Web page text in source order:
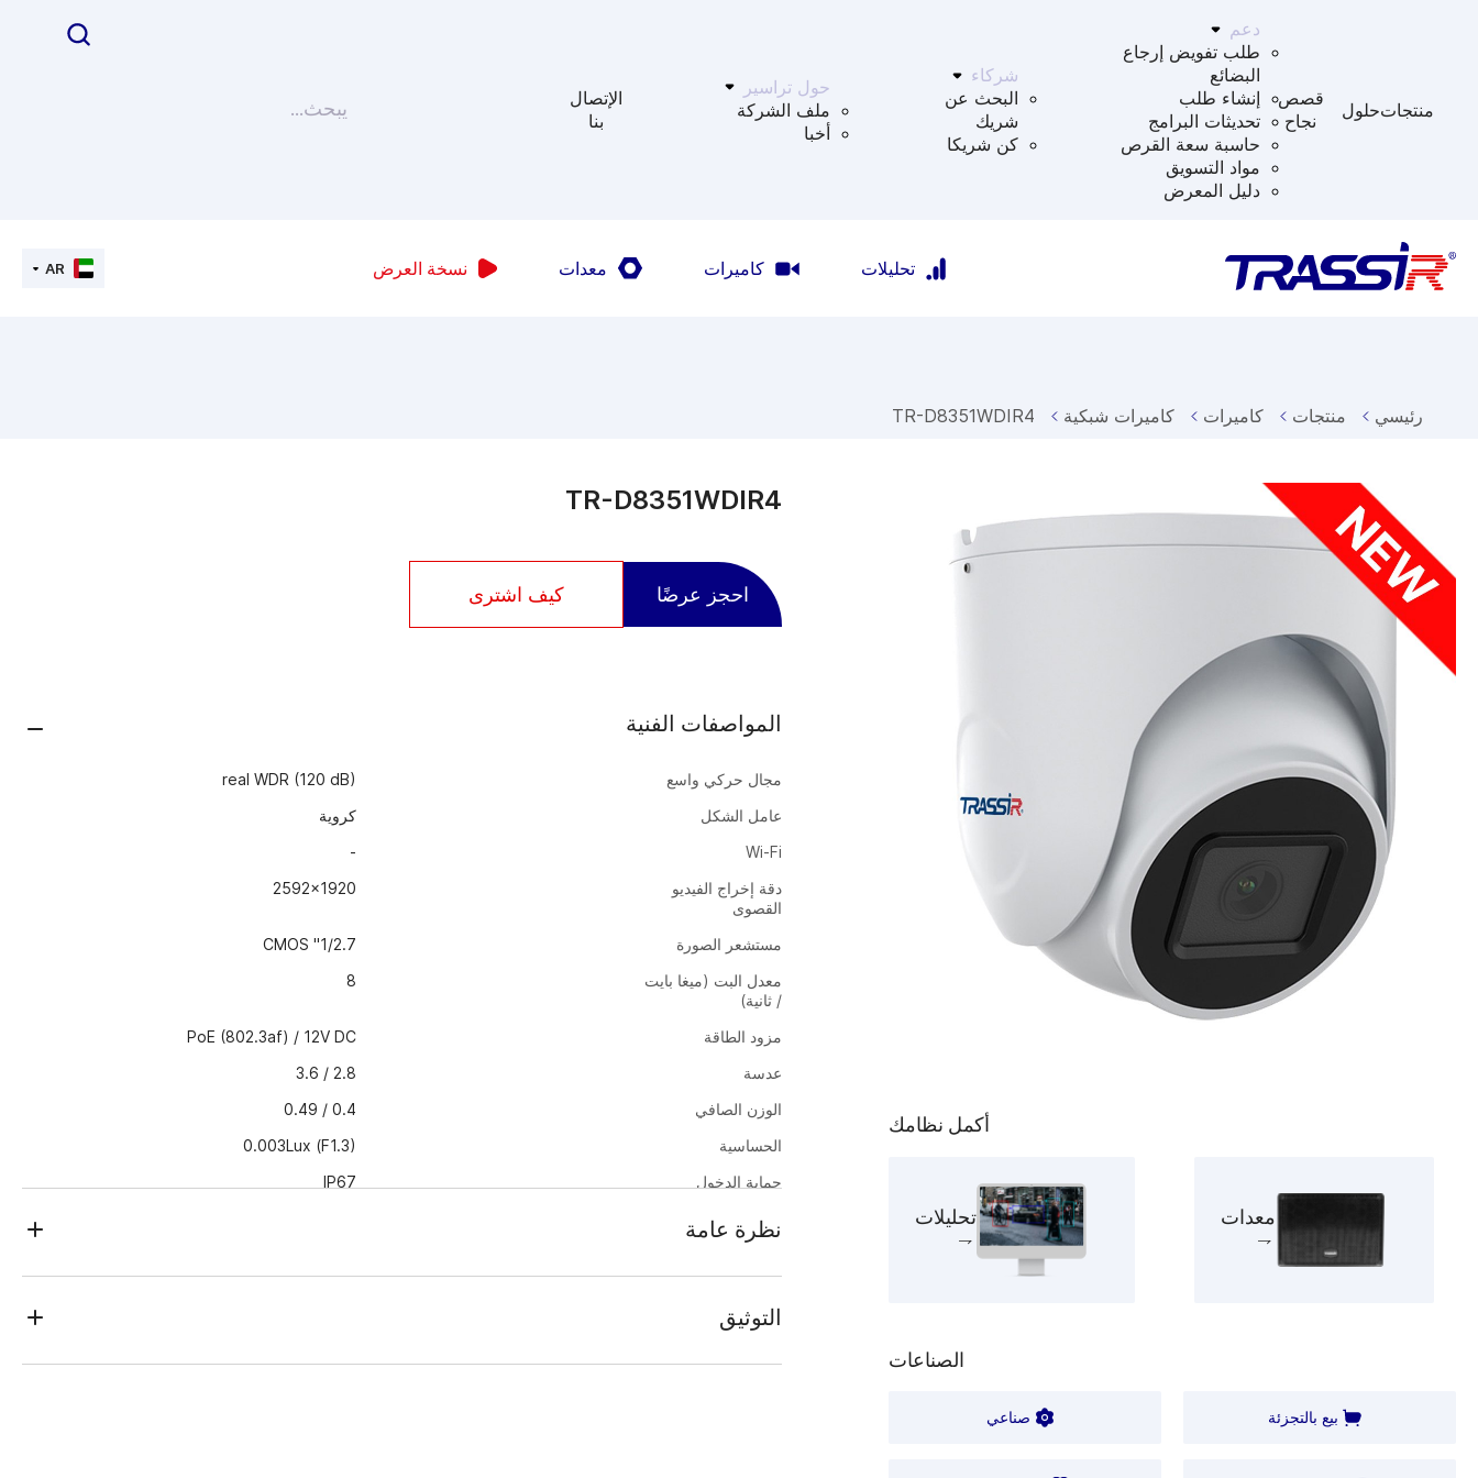
منتجاتحلول
قصص
نجاح
دعم
طلب تفويض إرجاع
البضائع
إنشاء طلب
تحديثات البرامج
حاسبة سعة القرص
مواد التسويق
دليل المعرض
شركاء
البحث عن
شريك
كن شريكا
حول تراسير
ملف الشركة
أخبا
الإتصال
بنا
تحليلات كاميرات معدات نسخة العرض AR
رئيسي منتجات كاميرات كاميرات شبكية TR-D8351WDIR4
أكمل نظامك
معدات تحليلات
الصناعات
بيع بالتجزئة صناعي
TR-D8351WDIR4
احجز عرضًا كيف اشترى
المواصفات الفنية
مجال حركي واسع
real WDR (120 dB)
عامل الشكل
كروية
Wi-Fi
-
دقة إخراج الفيديو
القصوى
2592x1920
مستشعر الصورة
1/2.7" CMOS
معدل البت (ميغا بايت
/ ثانية)
8
مزود الطاقة
PoE (802.3af) / 12V DC
عدسة
2.8 / 3.6
الوزن الصافي
0.4 / 0.49
الحساسية
0.003Lux (F1.3)
حماية الدخول
IP67
أبعاد
الوضع النهاري/الليلي
نظرة عامة
الشوارع والمساحات المكشوفة كما أنها مهيئة للعمل المتواصل في جميع فصول السنة وفي أماكن الوصول المباشر: غلاف
الكاميرا محمي من الغبار والرطوبة وفقًا للمعيار IP66 وضد التأثيرات الميكانيكية وفقًا للمعيار IK10، ونطاق درجات حرارة
التوثيق